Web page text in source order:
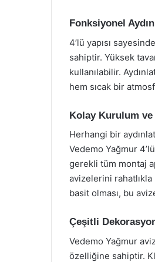
Fonksiyonel
4’lü yapısı
sahiptir. Yüksek
kullanılabilir.
hem sıcak bir
Kolay Kurulum ve
Herhangi bir
Vedemo Yağmur
gerekli tüm montaj
avizelerini rahatlıkla
basit olması, bu
Çeşitli
Vedemo Yağmur
özelliğine sahiptir.